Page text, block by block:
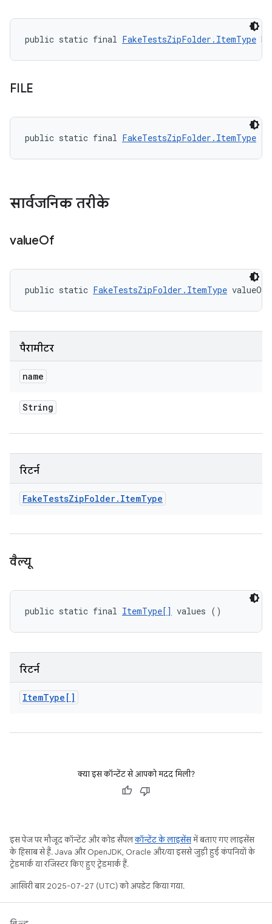
public static final FakeTestsZipFolder.ItemType
FILE
public static final FakeTestsZipFolder.ItemType
सार्वजनिक तरीके
valueOf
public static FakeTestsZipFolder.ItemType valueOf
पैरामीटर
name
String
रिटर्न
FakeTestsZipFolder. ItemType
वैल्यू
public static final ItemType[] values ()
रिटर्न
ItemType[]
क्या इस कॉन्टेंट से आपको मदद मिली?
इस पेज पर मौजूद कॉन्टेंट और कोड सैंपलकॉन्टेंट के लाइसेंसमें बताए गए लाइसेंस
के हिसाब से हैं. Java और OpenJDK, Oracle और/या इससे जुड़ी हुई कंपनियों के
ट्रेडमार्क या रजिस्टर किए हुए ट्रेडमार्क हैं.
आखिरी बार 2025-07-27 (UTC) को अपडेट किया गया.